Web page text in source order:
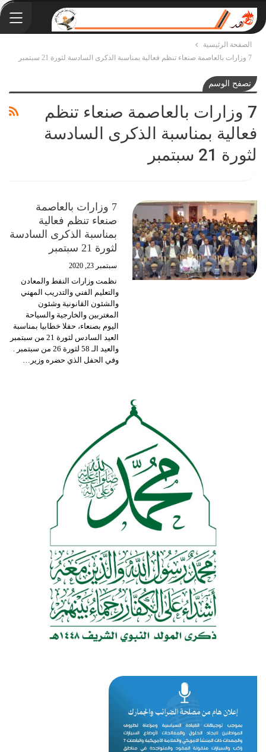
الصفحة الرئيسية
7 وزارات بالعاصمة صنعاء تنظم فعالية بمناسبة الذكرى السادسة لثورة 21 سبتمبر
تصفح الوسم
7 وزارات بالعاصمة صنعاء تنظم
فعالية بمناسبة الذكرى السادسة
لثورة 21 سبتمبر
7 وزارات بالعاصمة
صنعاء تنظم فعالية
بمناسبة الذكرى السادسة
لثورة 21 سبتمبر
سبتمبر 23, 2020
نظمت وزارات النفط والمعادن
والتعليم الفني والتدريب المهني
والشئون القانونية وشئون
المغتربين والخارجية والسياحة
اليوم بصنعاء، حفلا خطابيا بمناسبة
العيد السادس لثورة 21 من سبتمبر
والعيد الـ 58 لثورة 26 من سبتمبر .
وفي الحفل الذي حضره وزير …